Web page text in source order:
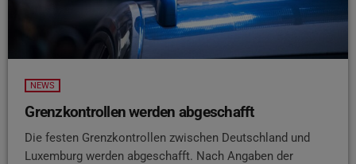
NEWS
Grenzkontrollen werden abgeschafft
Die festen Grenzkontrollen zwischen Deutschland und
Luxemburg werden abgeschafft. Nach Angaben der